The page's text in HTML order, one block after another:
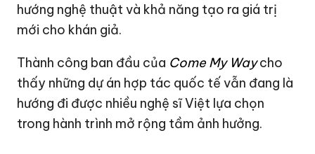
hướng nghệ thuật và khả năng tạo ra giá trị
mới cho khán giả.
Thành công ban đầu của Come My Waycho
thấy những dự án hợp tác quốc tế vẫn đang là
hướng đi được nhiều nghệ sĩ Việt lựa chọn
trong hành trình mở rộng tầm ảnh hưởng.